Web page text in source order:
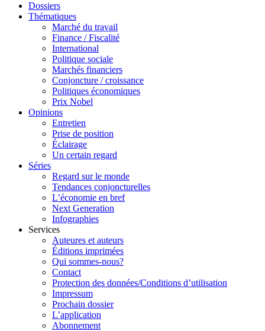
Dossiers
Thématiques
Marché du travail
Finance / Fiscalité
International
Politique sociale
Marchés financiers
Conjoncture / croissance
Politiques économiques
Prix Nobel
Opinions
Entretien
Prise de position
Éclairage
Un certain regard
Séries
Regard sur le monde
Tendances conjoncturelles
L’économie en bref
Next Generation
Infographies
Services
Auteures et auteurs
Éditions imprimées
Qui sommes-nous?
Contact
Protection des données/Conditions d’utilisation
Impressum
Prochain dossier
L’application
Abonnement